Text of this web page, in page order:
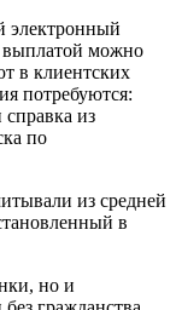
электронный
выплатой можно
в клиентских
потребуются:
из
по
из средней
в
но и